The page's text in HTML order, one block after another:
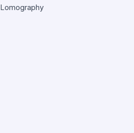
Lomography